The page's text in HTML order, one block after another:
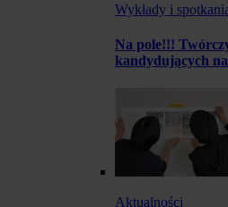
Wykłady i
Na pole!!!
kandydujących
Aktualności